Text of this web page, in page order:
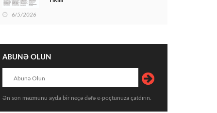
6/5/2026
ABUNƏ OLUN
Ən son məzmunu ayda bir neçə dəfə e-poçtunuza çatdırın.